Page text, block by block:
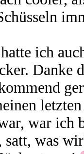
ich
Danke
war ich
satt, was